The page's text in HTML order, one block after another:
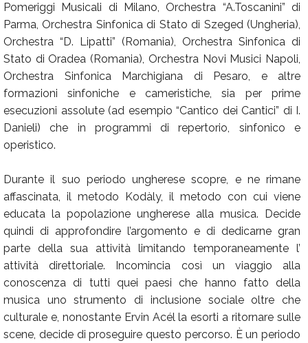
Pomeriggi Musicali di Milano, Orchestra “A.Toscanini” di
Parma, Orchestra Sinfonica di Stato di Szeged (Ungheria),
Orchestra “D. Lipatti” (Romania), Orchestra Sinfonica di
Stato di Oradea (Romania), Orchestra Novi Musici Napoli,
Orchestra Sinfonica Marchigiana di Pesaro, e altre
formazioni sinfoniche e cameristiche, sia per prime
esecuzioni assolute (ad esempio “Cantico dei Cantici” di I.
Danieli) che in programmi di repertorio, sinfonico e
operistico.
Durante il suo periodo ungherese scopre, e ne rimane
affascinata, il metodo Kodàly, il metodo con cui viene
educata la popolazione ungherese alla musica. Decide
quindi di approfondire l’argomento e di dedicarne gran
parte della sua attività limitando temporaneamente l’
attività direttoriale. Incomincia così un viaggio alla
conoscenza di tutti quei paesi che hanno fatto della
musica uno strumento di inclusione sociale oltre che
culturale e, nonostante Ervin Acél la esorti a ritornare sulle
scene, decide di proseguire questo percorso. È un periodo